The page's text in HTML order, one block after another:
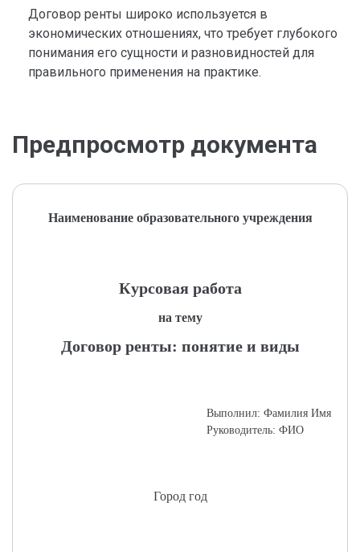
Договор ренты широко используется в
экономических отношениях, что требует глубокого
понимания его сущности и разновидностей для
правильного применения на практике.
Предпросмотр документа
Наименование образовательного учреждения
Курсовая работа
на тему
Договор ренты: понятие и виды
Выполнил: Фамилия Имя
Руководитель: ФИО
Город год